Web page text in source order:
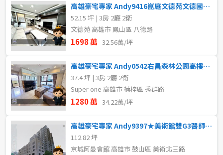
高雄豪宅專家 Andy9416崑庭文德苑文德國小精裝3房平車
52.15 坪 | 3房 2廳 2衛
文德苑 高雄市 鳳山區 八德路
1698 萬 32.56萬/坪
高雄豪宅專家 Andy0542右昌森林公園高樓超美三房車位
37.4 坪 | 3房 2廳 2衛
Super one 高雄市 楠梓區 秀群路
1280 萬 34.22萬/坪
高雄豪宅專家 Andy9397★美術館雙G3醫師最愛傳家店面
112.82 坪
京城阿曼會館 高雄市 鼓山區 美術北三路